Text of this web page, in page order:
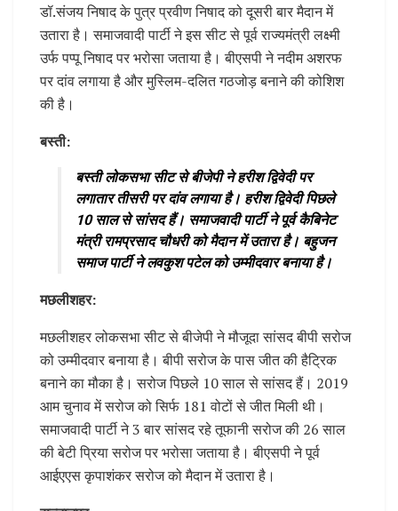
डॉ.संजय निषाद के पुत्र प्रवीण निषाद को दूसरी बार मैदान में
उतारा है। समाजवादी पार्टी ने इस सीट से पूर्व राज्यमंत्री लक्ष्मी
उर्फ पप्पू निषाद पर भरोसा जताया है। बीएसपी ने नदीम अशरफ
पर दांव लगाया है और मुस्लिम-दलित गठजोड़ बनाने की कोशिश
की है।
बस्ती:
बस्ती लोकसभा सीट से बीजेपी ने हरीश द्विवेदी पर
लगातार तीसरी पर दांव लगाया है। हरीश द्विवेदी पिछले
10 साल से सांसद हैं। समाजवादी पार्टी ने पूर्व कैबिनेट
मंत्री रामप्रसाद चौधरी को मैदान में उतारा है। बहुजन
समाज पार्टी ने लवकुश पटेल को उम्मीदवार बनाया है।
मछलीशहर:
मछलीशहर लोकसभा सीट से बीजेपी ने मौजूदा सांसद बीपी सरोज
को उम्मीदवार बनाया है। बीपी सरोज के पास जीत की हैट्रिक
बनाने का मौका है। सरोज पिछले 10 साल से सांसद हैं। 2019
आम चुनाव में सरोज को सिर्फ 181 वोटों से जीत मिली थी।
समाजवादी पार्टी ने 3 बार सांसद रहे तूफानी सरोज की 26 साल
की बेटी प्रिया सरोज पर भरोसा जताया है। बीएसपी ने पूर्व
आईएएस कृपाशंकर सरोज को मैदान में उतारा है।